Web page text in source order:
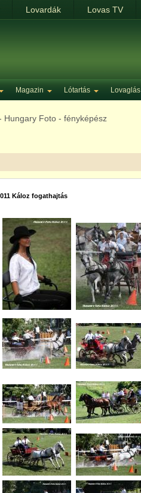
Lovardák Lovas TV
Magazin Lótartás Lovaglás
Hungary Foto - fényképész
Káloz fogathajtás